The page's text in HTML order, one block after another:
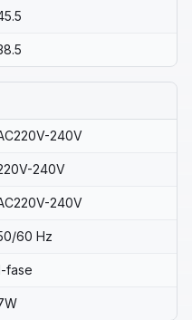
240V
240V
240V
60 Hz
fase